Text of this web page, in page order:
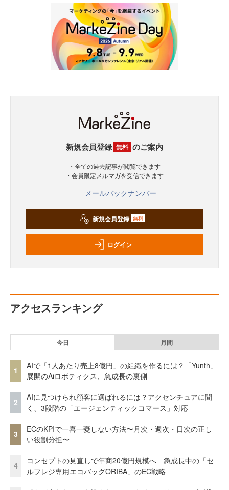
新規会員登録 無料 のご案内
・全ての過去記事が閲覧できます
・会員限定メルマガを受信できます
メールバックナンバー
新規会員登録 無料
ログイン
アクセスランキング
今日 月間
1
AIで「1人あたり売上8億円」の組織を作るには？「Yunth」
展開のAiロボティクス、急成長の裏側
2
AIに見つけられ顧客に選ばれるには？アクセンチュアに聞
く、3段階の「エージェンティックコマース」対応
3
ECのKPIで一喜一憂しない方法〜月次・週次・日次の正し
い役割分担〜
4
コンセプトの見直しで年商20億円規模へ 急成長中の「セ
ルフレジ専用エコバッグORIBA」のEC戦略